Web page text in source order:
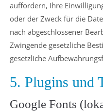
auffordern, Ihre
oder der Zweck für die
nach abgeschlossener
Zwingende gesetzliche
gesetzliche
5. Plugins und
Google Fonts